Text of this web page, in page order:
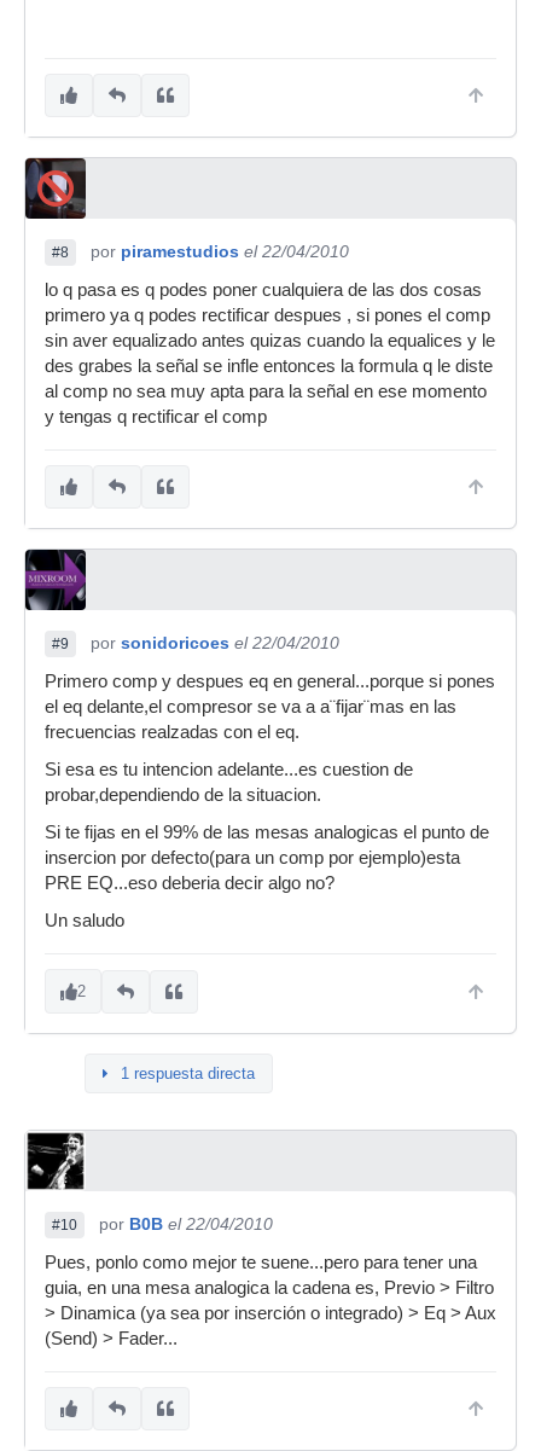
#8 por piramestudios el 22/04/2010
lo q pasa es q podes poner cualquiera de las dos cosas
primero ya q podes rectificar despues , si pones el comp
sin aver equalizado antes quizas cuando la equalices y le
des grabes la señal se infle entonces la formula q le diste
al comp no sea muy apta para la señal en ese momento
y tengas q rectificar el comp
#9 por sonidoricoes el 22/04/2010
Primero comp y despues eq en general...porque si pones
el eq delante,el compresor se va a a¨fijar¨mas en las
frecuencias realzadas con el eq.
Si esa es tu intencion adelante...es cuestion de
probar,dependiendo de la situacion.
Si te fijas en el 99% de las mesas analogicas el punto de
insercion por defecto(para un comp por ejemplo)esta
PRE EQ...eso deberia decir algo no?
Un saludo
2
1 respuesta directa
#10 por B0B el 22/04/2010
Pues, ponlo como mejor te suene...pero para tener una
guia, en una mesa analogica la cadena es, Previo > Filtro
> Dinamica (ya sea por inserción o integrado) > Eq > Aux
(Send) > Fader...